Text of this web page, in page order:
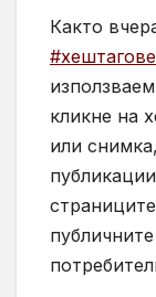
Както
кликне на
или